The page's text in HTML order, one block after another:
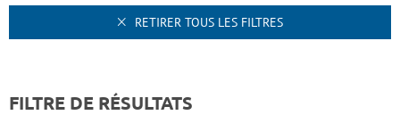
RETIRER TOUS LES FILTRES
FILTRE DE RÉSULTATS